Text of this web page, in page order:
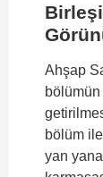
Ahşap
bölümün
bölüm
yan